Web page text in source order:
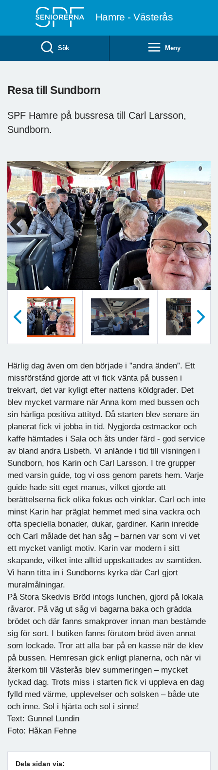
Hamre - Västerås
Sök Meny
Resa till Sundborn
SPF Hamre på bussresa till Carl Larsson,
Sundborn.
Previous Next
Härlig dag även om den började i ”andra änden”. Ett
missförstånd gjorde att vi fick vänta på bussen i
trekvart, det var kyligt efter nattens köldgrader. Det
blev mycket varmare när Anna kom med bussen och
sin härliga positiva attityd. Då starten blev senare än
planerat fick vi jobba in tid. Nygjorda ostmackor och
kaffe hämtades i Sala och åts under färd - god service
av bland andra Lisbeth. Vi anlände i tid till visningen i
Sundborn, hos Karin och Carl Larsson. I tre grupper
med varsin guide, tog vi oss genom parets hem. Varje
guide hade sitt eget manus, vilket gjorde att
berättelserna fick olika fokus och vinklar. Carl och inte
minst Karin har präglat hemmet med sina vackra och
ofta speciella bonader, dukar, gardiner. Karin inredde
och Carl målade det han såg – barnen var som vi vet
ett mycket vanligt motiv. Karin var modern i sitt
skapande, vilket inte alltid uppskattades av samtiden.
Vi hann titta in i Sundborns kyrka där Carl gjort
muralmålningar.
På Stora Skedvis Bröd intogs lunchen, gjord på lokala
råvaror. På väg ut såg vi bagarna baka och grädda
brödet och där fanns smakprover innan man bestämde
sig för sort. I butiken fanns förutom bröd även annat
som lockade. Tror att alla bar på en kasse när de klev
på bussen. Hemresan gick enligt planerna, och när vi
återkom till Västerås blev summeringen – mycket
lyckad dag. Trots miss i starten fick vi uppleva en dag
fylld med värme, upplevelser och solsken – både ute
och inne. Sol i hjärta och sol i sinne!
Text: Gunnel Lundin
Foto: Håkan Fehne
Dela sidan via: